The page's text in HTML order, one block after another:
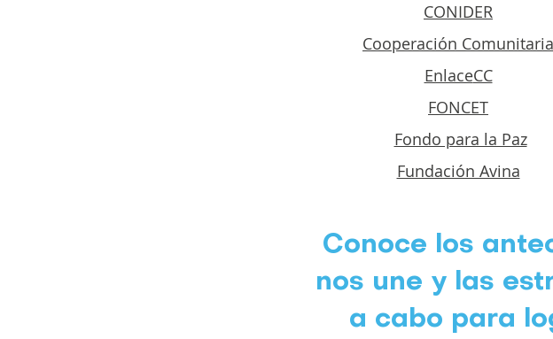
CONIDER
Cooperación Comunitaria
EnlaceCC
FONCET
Fondo para la Paz
Fundación Avina
Conoce los
nos une y las
a cabo para